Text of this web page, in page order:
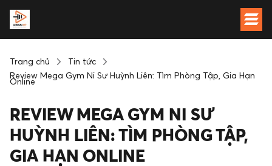
Trang chủ
Tin tức
Review Mega Gym Ni Sư Huỳnh Liên: Tìm Phòng Tập, Gia Hạn
Online
REVIEW MEGA GYM NI SƯ
HUỲNH LIÊN: TÌM PHÒNG TẬP,
GIA HẠN ONLINE